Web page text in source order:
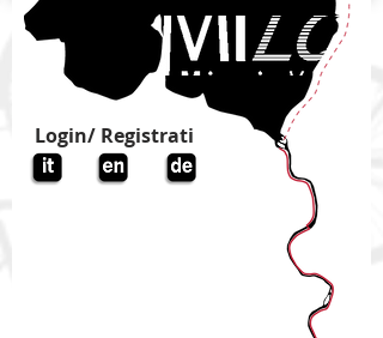
Login/ Registrati